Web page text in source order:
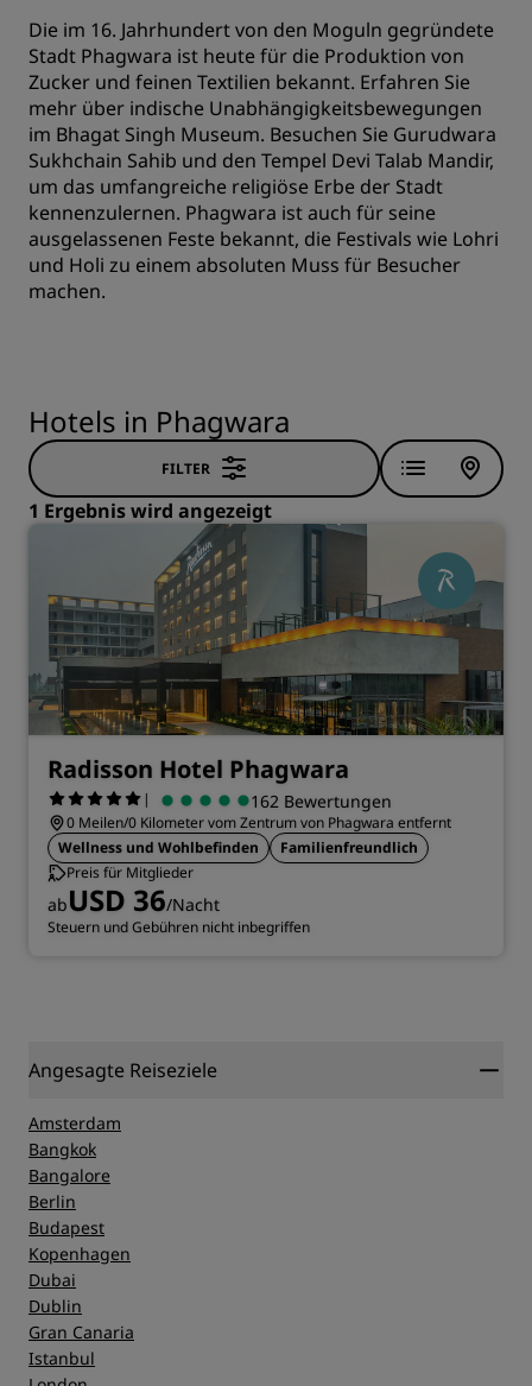
Die im 16. Jahrhundert von den Moguln gegründete
Stadt Phagwara ist heute für die Produktion von
Zucker und feinen Textilien bekannt. Erfahren Sie
mehr über indische Unabhängigkeitsbewegungen
im Bhagat Singh Museum. Besuchen Sie Gurudwara
Sukhchain Sahib und den Tempel Devi Talab Mandir,
um das umfangreiche religiöse Erbe der Stadt
kennenzulernen. Phagwara ist auch für seine
ausgelassenen Feste bekannt, die Festivals wie Lohri
und Holi zu einem absoluten Muss für Besucher
machen.
Hotels in Phagwara
FILTER
1 Ergebnis wird angezeigt
Radisson Hotel Phagwara
| 162 Bewertungen
0 Meilen/0 Kilometer vom Zentrum von Phagwara entfernt
Wellness und Wohlbefinden
Familienfreundlich
Preis für Mitglieder
abUSD 36/Nacht
Steuern und Gebühren nicht inbegriffen
Angesagte Reiseziele
Amsterdam
Bangkok
Bangalore
Berlin
Budapest
Kopenhagen
Dubai
Dublin
Gran Canaria
Istanbul